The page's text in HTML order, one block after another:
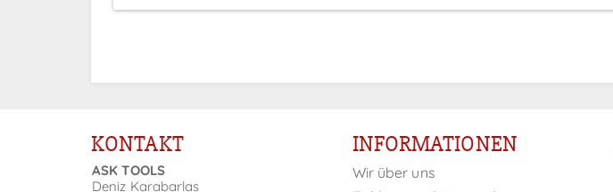
KONTAKT
ASK TOOLS
Deniz Karabarlas
INFORMATIONEN
Wir über uns